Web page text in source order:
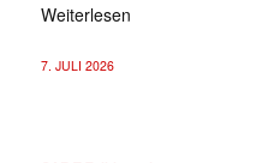
Weiterlesen
7. JULI 2026